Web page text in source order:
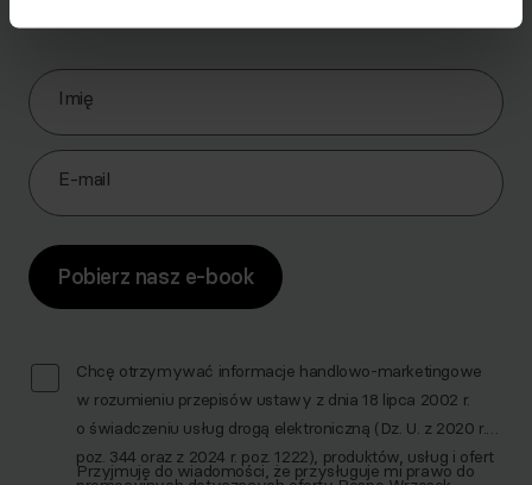
Zapisz się do Newslettera
Imię
E-mail
Pobierz nasz e-book
Chcę otrzymywać informacje handlowo-marketingowe
w rozumieniu przepisów ustawy z dnia 18 lipca 2002 r.
o świadczeniu usług drogą elektroniczną (Dz. U. z 2020 r.
poz. 344 oraz z 2024 r. poz. 1222), produktów, usług i ofert
Przyjmuję do wiadomości, że przysługuje mi prawo do